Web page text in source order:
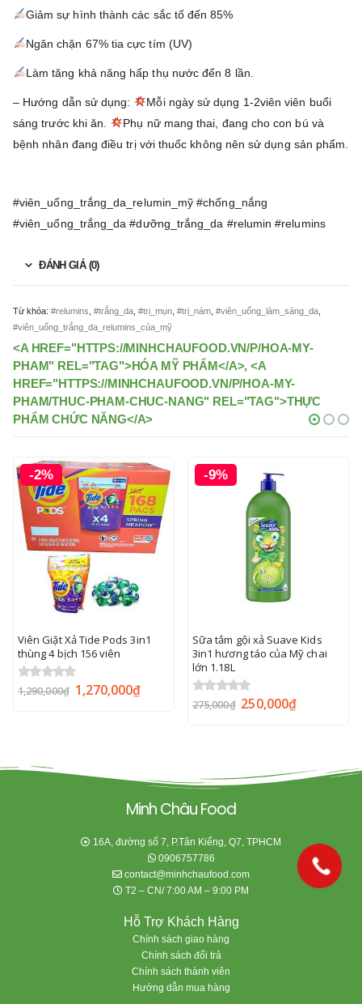
Giảm sự hình thành các sắc tố đến 85%
Ngăn chặn 67% tia cực tím (UV)
Làm tăng khả năng hấp thụ nước đến 8 lần.
– Hướng dẫn sử dụng:
Mỗi ngày sử dụng 1-2viên viên buổi
sáng trước khi ăn.
Phụ nữ mang thai, đang cho con bú và
bệnh nhân đang điều trị với thuốc không nên sử dụng sản phẩm.
#viên_uống_trắng_da_relumin_mỹ #chống_nắng
#viên_uống_trắng_da #dưỡng_trắng_da #relumin #relumins
ĐÁNH GIÁ (0)
Từ khóa: #relumins #trắng_da #trị_mụn #trị_nám #viên_uống_làm_sáng_da
#viên_uống_trắng_da_relumins_của_mỹ
<A HREF="HTTPS://MINHCHAUFOOD.VN/P/HOA-MY-
PHAM" REL="TAG">HÓA MỸ PHẨM</A>, <A
HREF="HTTPS://MINHCHAUFOOD.VN/P/HOA-MY-
PHAM/THUC-PHAM-CHUC-NANG" REL="TAG">THỰC
PHẨM CHỨC NĂNG</A>
-9%
Sữa tắm gội xả Suave Kids
3in1 hương táo của Mỹ chai
lớn 1.18L
₫
Nước rửa chén bát Kao nhật
bản hương nho 1380ml
0 out of 5
186,000
Minh Châu Food
16A, đường số 7, P.Tân Kiểng, Q7, TPHCM
0906757786
contact@minhchaufood.com
T2 – CN/ 7:00 AM – 9:00 PM
Hỗ Trợ Khách Hàng
Chính sách giao hàng
Chính sách đổi trả
Chính sách thành viên
Hướng dẫn mua hàng